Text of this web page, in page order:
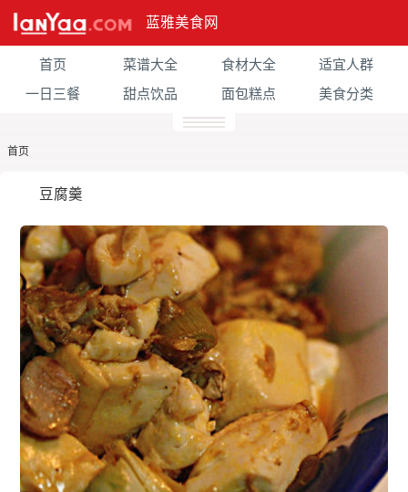
蓝雅美食网
首页 菜谱大全 食材大全
适宜人群
一日三餐
甜点饮品 面包糕点 美食分类
首页
豆腐羹